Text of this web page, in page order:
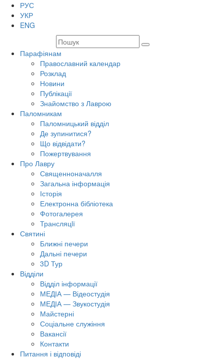
РУС
УКР
ENG
Парафіянам
Православний календар
Розклад
Новини
Публікації
Знайомство з Лаврою
Паломникам
Паломницький відділ
Де зупинитися?
Що відвідати?
Пожертвування
Про Лавру
Священноначалля
Загальна інформація
Історія
Електронна бібліотека
Фотогалерея
Трансляцiї
Святині
Ближні печери
Дальні печери
3D Тур
Відділи
Відділ інформації
МЕДІА — Відеостудія
МЕДІА — Звукостудія
Майстерні
Соціальне служіння
Вакансії
Контакти
Питання і відповіді